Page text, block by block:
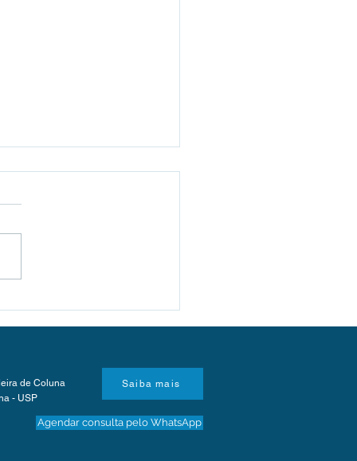
de Coluna
- USP
Saiba mais
Agendar consulta pelo WhatsApp